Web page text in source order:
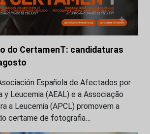
do CertamenT: candidaturas
Española de Afectados por
y Leucemia (AEAL) e a Associação
a Leucemia (APCL) promovem a
certame de fotografia…